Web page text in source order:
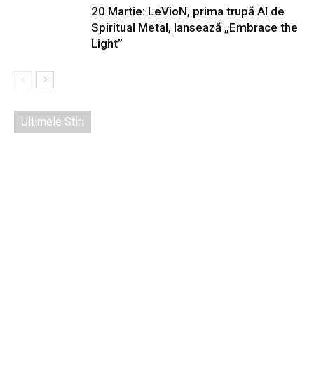
20 Martie: LeVioN, prima trupă AI de
Spiritual Metal, lansează „Embrace the
Light”
Ultimele Stiri